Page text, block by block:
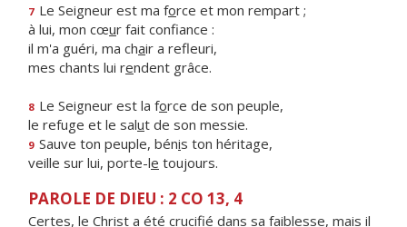
7 Le Seigneur est ma force et mon rempart ;
à lui, mon cœur fait confiance :
il m'a guéri, ma chair a refleuri,
mes chants lui rendent grâce.
8 Le Seigneur est la force de son peuple,
le refuge et le salut de son messie.
9 Sauve ton peuple, bénis ton héritage,
veille sur lui, porte-le toujours.
PAROLE DE DIEU : 2 CO 13, 4
Certes, le Christ a été crucifié dans sa faiblesse, mais il